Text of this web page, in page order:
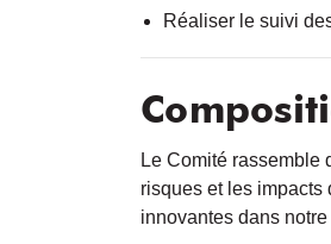
Réaliser le suivi
Le Comité rassemble
risques et les impacts
innovantes dans